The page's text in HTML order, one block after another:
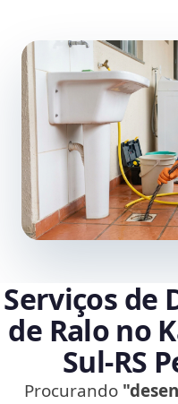
Serviços de
de Ralo no
Sul‑RS
Procurando